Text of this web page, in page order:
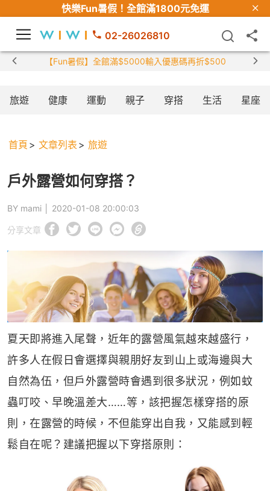
快樂Fun暑假！ 全館滿1800元免運
02-26026810
【Fun暑假】全館滿$5000輸入優惠碼再折$500
旅遊 健康 運動 親子 穿搭 生活 星座
首頁 文章列表 旅遊
戶外露營如何穿搭？
BY mami │ 2020-01-08 20:00:03
分享文章
夏天即將進入尾聲，近年的露營風氣越來越盛行，
許多人在假日會選擇與親朋好友到山上或海邊與大
自然為伍，但戶外露營時會遇到很多狀況，例如蚊
蟲叮咬、早晚溫差大……等，該把握怎樣穿搭的原
則，在露營的時候，不但能穿出自我，又能感到輕
鬆自在呢？建議把握以下穿搭原則：